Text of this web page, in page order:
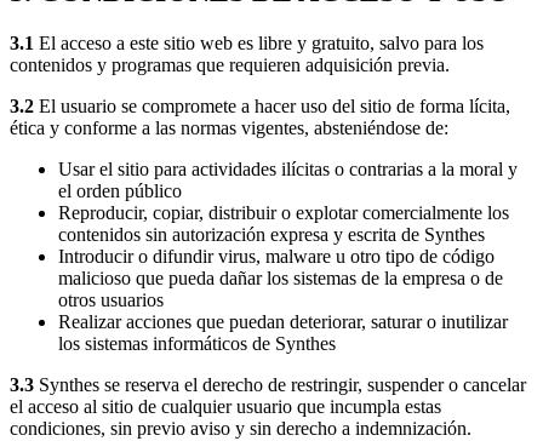
3.1 El acceso a este sitio web es libre y gratuito, salvo para los
contenidos y programas que requieren adquisición previa.
3.2 El usuario se compromete a hacer uso del sitio de forma lícita,
ética y conforme a las normas vigentes, absteniéndose de:
Usar el sitio para actividades ilícitas o contrarias a la moral y
el orden público
Reproducir, copiar, distribuir o explotar comercialmente los
contenidos sin autorización expresa y escrita de Synthes
Introducir o difundir virus, malware u otro tipo de código
malicioso que pueda dañar los sistemas de la empresa o de
otros usuarios
Realizar acciones que puedan deteriorar, saturar o inutilizar
los sistemas informáticos de Synthes
3.3 Synthes se reserva el derecho de restringir, suspender o cancelar
el acceso al sitio de cualquier usuario que incumpla estas
condiciones, sin previo aviso y sin derecho a indemnización.